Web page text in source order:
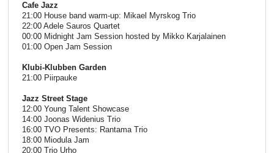
Cafe Jazz
21:00 House band warm-up: Mikael Myrskog Trio
22:00 Adele Sauros Quartet
00:00 Midnight Jam Session hosted by Mikko Karjalainen
01:00 Open Jam Session
Klubi-Klubben Garden
21:00 Piirpauke
Jazz Street Stage
12:00 Young Talent Showcase
14:00 Joonas Widenius Trio
16:00 TVO Presents: Rantama Trio
18:00 Miodula Jam
20:00 Trio Urho